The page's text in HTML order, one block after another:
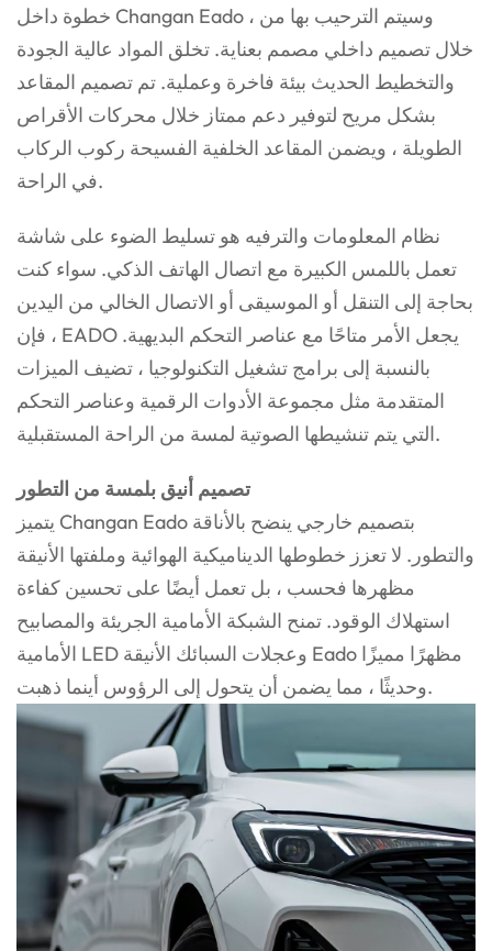
خطوة داخل Changan Eado ، وسيتم الترحيب بها من
خلال تصميم داخلي مصمم بعناية. تخلق المواد عالية الجودة
والتخطيط الحديث بيئة فاخرة وعملية. تم تصميم المقاعد
بشكل مريح لتوفير دعم ممتاز خلال محركات الأقراص
الطويلة ، ويضمن المقاعد الخلفية الفسيحة ركوب الركاب
في الراحة.
نظام المعلومات والترفيه هو تسليط الضوء على شاشة
تعمل باللمس الكبيرة مع اتصال الهاتف الذكي. سواء كنت
بحاجة إلى التنقل أو الموسيقى أو الاتصال الخالي من اليدين
، فإن EADO يجعل الأمر متاحًا مع عناصر التحكم البديهية.
بالنسبة إلى برامج تشغيل التكنولوجيا ، تضيف الميزات
المتقدمة مثل مجموعة الأدوات الرقمية وعناصر التحكم
التي يتم تنشيطها الصوتية لمسة من الراحة المستقبلية.
تصميم أنيق بلمسة من التطور
يتميز Changan Eado بتصميم خارجي ينضح بالأناقة
والتطور. لا تعزز خطوطها الديناميكية الهوائية وملفتها الأنيقة
مظهرها فحسب ، بل تعمل أيضًا على تحسين كفاءة
استهلاك الوقود. تمنح الشبكة الأمامية الجريئة والمصابيح
الأمامية LED وعجلات السبائك الأنيقة Eado مظهرًا مميزًا
وحديثًا ، مما يضمن أن يتحول إلى الرؤوس أينما ذهبت.